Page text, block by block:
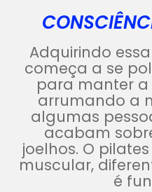
Adquirindo
começa a se
para manter
arrumando a
algumas
acabam
joelhos. O
muscular,
é